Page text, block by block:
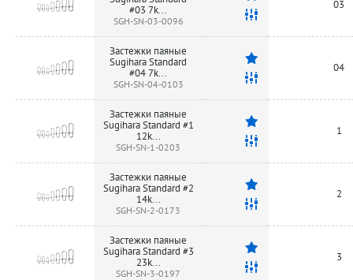
#03 7k...
SGH-SN-03-0096
Застежки паяные
Sugihara Standard
#04 7k...
SGH-SN-04-0103
Застежки паяные
Sugihara Standard #1
12k...
SGH-SN-1-0203
Застежки паяные
Sugihara Standard #2
14k...
SGH-SN-2-0173
Застежки паяные
Sugihara Standard #3
23k...
SGH-SN-3-0197
03
04
1
2
3